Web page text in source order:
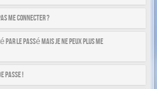
me connecter ?
par le passé mais je ne peux plus me
passe !